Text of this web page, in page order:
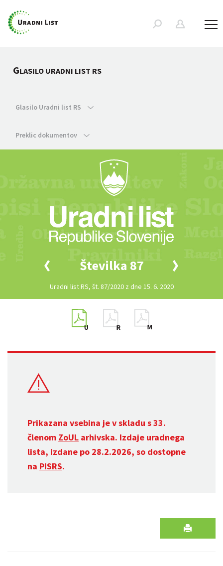
GLASILO URADNI LIST RS
Glasilo Uradni list RS
Preklic dokumentov
Številka 87
Uradni list RS, št. 87/2020 z dne 15. 6. 2020
Prikazana vsebina je v skladu s 33.
členom ZoUL arhivska. Izdaje uradnega
lista, izdane po 28.2.2026, so dostopne
na PISRS.